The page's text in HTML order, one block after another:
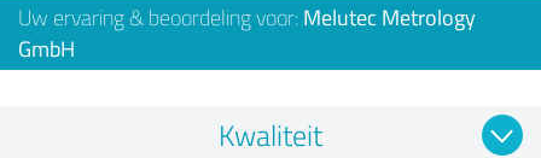
Uw ervaring & beoordeling voor: Melutec Metrology
GmbH
Kwaliteit